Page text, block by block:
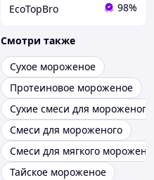
EcoTopBro 98%
Смотри также
Сухое мороженое
Протеиновое мороженое
Сухие смеси для мороженого
Смеси для мороженого
Смеси для мягкого
Тайское мороженое